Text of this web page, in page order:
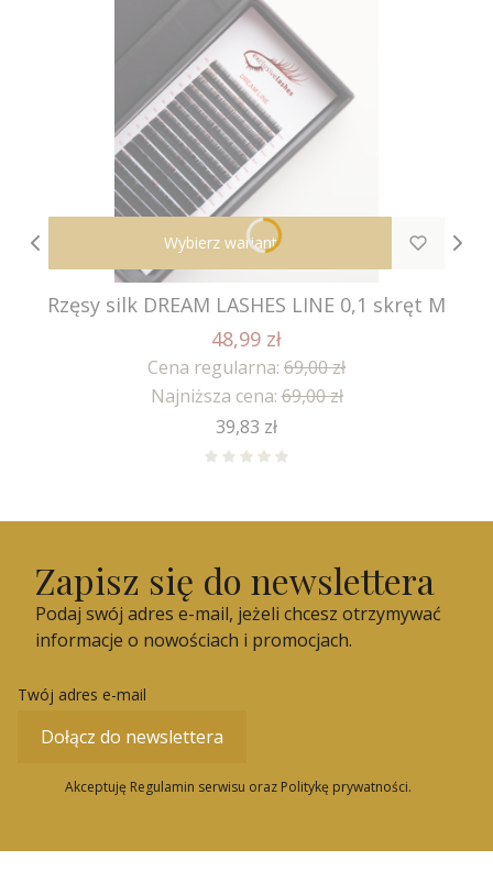
Wybierz wariant
Rzęsy silk DREAM LASHES LINE 0,1 skręt M
48,99 zł
Cena regularna: 69,00 zł
Najniższa cena: 69,00 zł
Cena
39,83 zł
Zapisz się do newslettera
Podaj swój adres e-mail, jeżeli chcesz otrzymywać
informacje o nowościach i promocjach.
Twój adres e-mail
Dołącz do newslettera
Akceptuję Regulamin serwisu oraz Politykę prywatności.